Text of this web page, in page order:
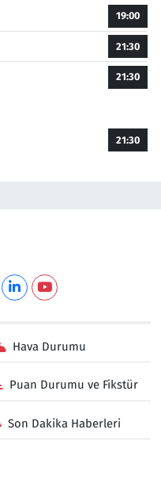
19:00
21:30
21:30
21:30
Hava Durumu
Puan Durumu ve Fikstür
Son Dakika Haberleri